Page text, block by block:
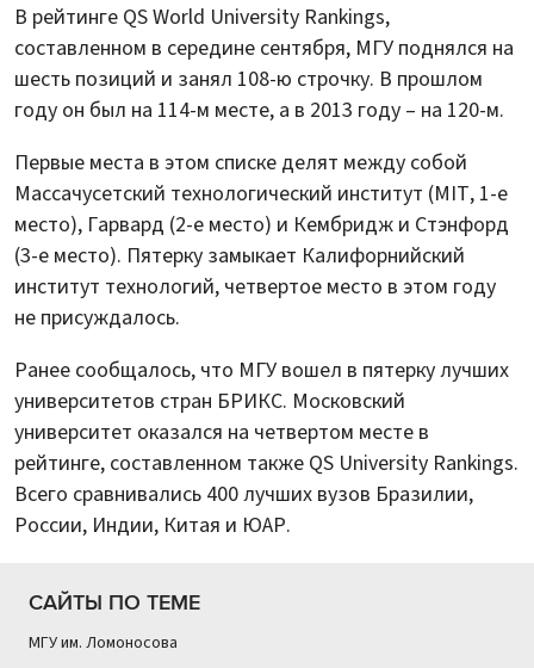
В рейтинге QS World University Rankings,
составленном в середине сентября, МГУ поднялся на
шесть позиций и занял 108-ю строчку. В прошлом
году он был на 114-м месте, а в 2013 году – на 120-м.
Первые места в этом списке делят между собой
Массачусетский технологический институт (MIT, 1-е
место), Гарвард (2-е место) и Кембридж и Стэнфорд
(3-е место). Пятерку замыкает Калифорнийский
институт технологий, четвертое место в этом году
не присуждалось.
Ранее сообщалось, что МГУ вошел в пятерку лучших
университетов стран БРИКС. Московский
университет оказался на четвертом месте в
рейтинге, составленном также QS University Rankings.
Всего сравнивались 400 лучших вузов Бразилии,
России, Индии, Китая и ЮАР.
САЙТЫ ПО ТЕМЕ
МГУ им. Ломоносова